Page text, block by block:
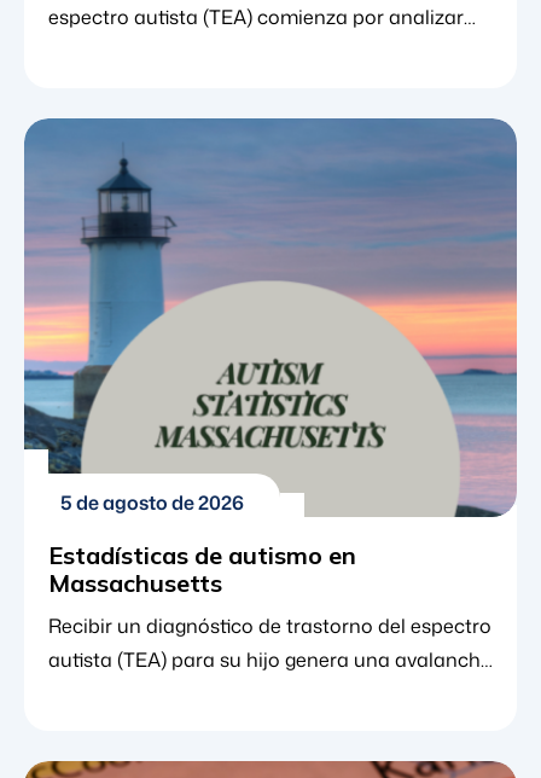
espectro autista (TEA) comienza por analizar
específicas del estado ofrecen mucho más que
simples puntos de datos: revelan cómo está
mejorando la detección temprana, cómo se
está expandiendo el acceso a la atención y
dónde pueden encontrar las familias un apoyo
comunitario crucial. Los datos de los Centros
[...]
5 de agosto de 2026
Estadísticas de autismo en
Massachusetts
Recibir un diagnóstico de trastorno del espectro
autista (TEA) para su hijo genera una avalancha
adecuados y comprender a la comunidad en